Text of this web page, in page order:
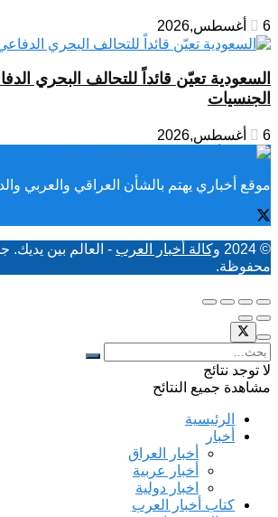
6 أغسطس,2026
السعودية تعيّن قائداً للتحالف البحري
الجنسيات
6 أغسطس,2026
موقع أخباري يهتم بالشأن العراقي والعربي
© 2024 وكالة أخبار العرب - العالم بين يديك.
محفوظة.
لا توجد نتائج
مشاهدة جميع النتائح
الرئيسية
أخبار
أخبار العراق
أخبار عربية
اخبار دولية
كتاب أخبار العرب